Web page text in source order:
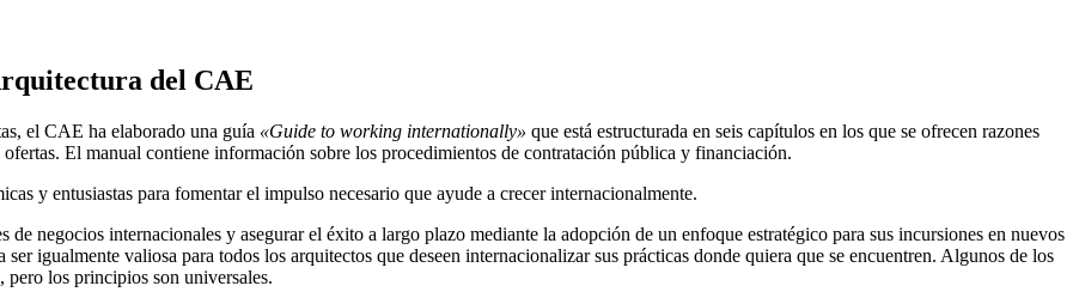
del CAE
el CAE ha elaborado una guía «Guide to working internationally» que está estructurada en seis capítulos en los que se ofrecen razones
El manual contiene información sobre los procedimientos de contratación pública y financiación.
y entusiastas para fomentar el impulso necesario que ayude a crecer internacionalmente.
negocios internacionales y asegurar el éxito a largo plazo mediante la adopción de un enfoque estratégico para sus incursiones en nuevos
igualmente valiosa para todos los arquitectos que deseen internacionalizar sus prácticas donde quiera que se encuentren. Algunos de los
pero los principios son universales.